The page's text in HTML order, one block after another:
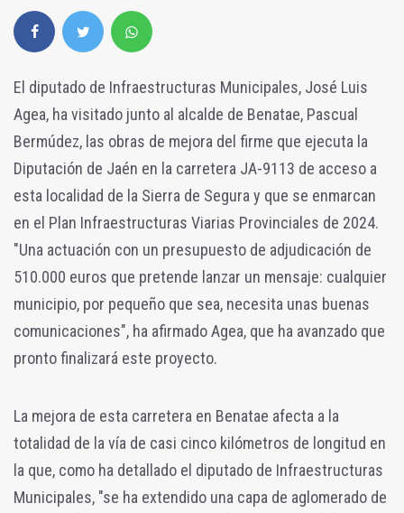
El diputado de Infraestructuras Municipales, José Luis
Agea, ha visitado junto al alcalde de Benatae, Pascual
Bermúdez, las obras de mejora del firme que ejecuta la
Diputación de Jaén en la carretera JA-9113 de acceso a
esta localidad de la Sierra de Segura y que se enmarcan
en el Plan Infraestructuras Viarias Provinciales de 2024.
"Una actuación con un presupuesto de adjudicación de
510.000 euros que pretende lanzar un mensaje: cualquier
municipio, por pequeño que sea, necesita unas buenas
comunicaciones", ha afirmado Agea, que ha avanzado que
pronto finalizará este proyecto.
La mejora de esta carretera en Benatae afecta a la
totalidad de la vía de casi cinco kilómetros de longitud en
la que, como ha detallado el diputado de Infraestructuras
Municipales, "se ha extendido una capa de aglomerado de